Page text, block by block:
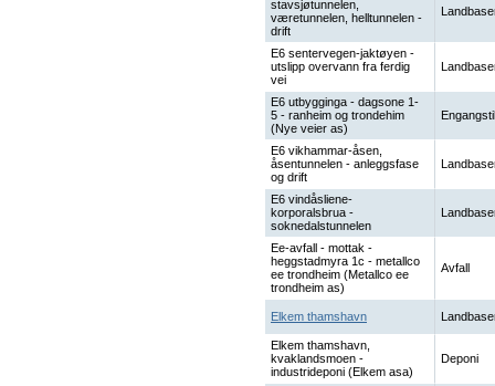
stavsjøtunnelen,
væretunnelen, helltunnelen -
drift
E6 sentervegen-jaktøyen -
utslipp overvann fra ferdig
vei
E6 utbygginga - dagsone 1-
5 - ranheim og trondehim
(Nye veier as)
E6 vikhammar-åsen,
åsentunnelen - anleggsfase
og drift
E6 vindåsliene-
korporalsbrua -
soknedalstunnelen
Ee-avfall - mottak -
heggstadmyra 1c - metallco
ee trondheim (Metallco ee
trondheim as)
Avfall
Elkem thamshavn
Elkem thamshavn,
kvaklandsmoen -
industrideponi (Elkem asa)
Deponi